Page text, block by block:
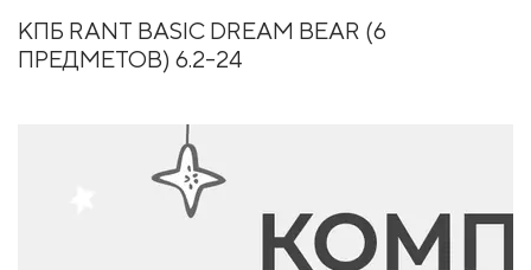
КПБ RANT BASIC DREAM BEAR (6
ПРЕДМЕТОВ) 6.2-24